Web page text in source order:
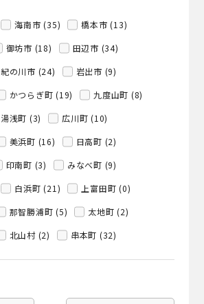
海南市 (35)
橋本市 (13)
御坊市 (18)
田辺市 (34)
紀の川市 (24)
岩出市 (9)
かつらぎ町 (19)
九度山町 (8)
湯浅町 (3)
広川町 (10)
美浜町 (16)
日高町 (2)
印南町 (3)
みなべ町 (9)
白浜町 (21)
上富田町 (0)
那智勝浦町 (5)
太地町 (2)
北山村 (2) 串本町 (32)